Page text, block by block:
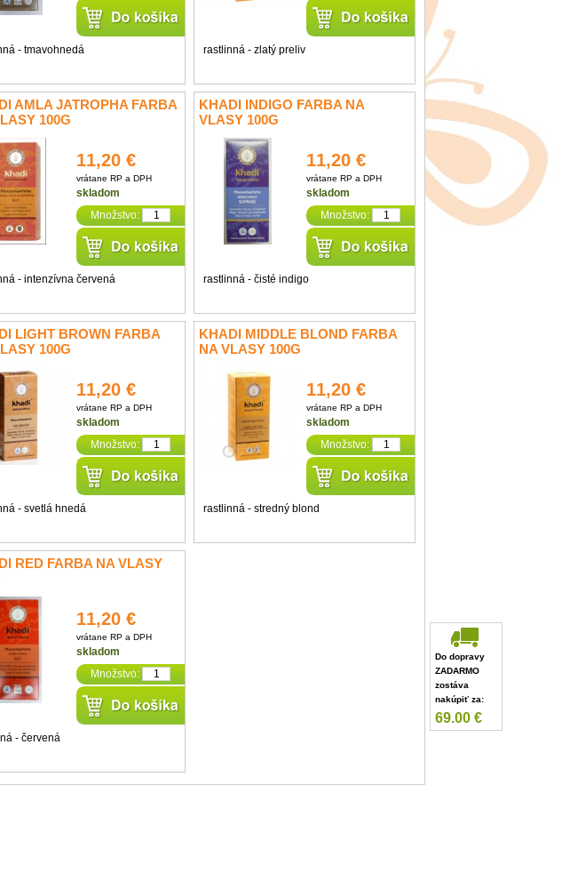
- tmavohnedá rastlinná - zlatý preliv
AMLA JATROPHA FARBA
100G
11,20 €
vrátane RP a DPH
skladom
Množstvo:
- intenzívna červená
KHADI INDIGO FARBA NA
VLASY 100G
11,20 €
vrátane RP a DPH
skladom
Množstvo:
rastlinná - čisté indigo
LIGHT BROWN FARBA
100G
11,20 €
vrátane RP a DPH
skladom
Množstvo:
- svetlá hnedá
KHADI MIDDLE BLOND FARBA
NA VLASY 100G
11,20 €
vrátane RP a DPH
skladom
Množstvo:
rastlinná - stredný blond
RED FARBA NA VLASY
11,20 €
vrátane RP a DPH
skladom
Množstvo:
- červená
Do dopravy
ZADARMO
zostáva
nakúpiť za:
69.00 €